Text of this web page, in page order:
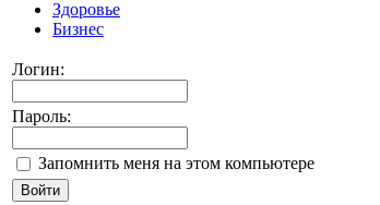
Здоровье
Бизнес
Логин:
Пароль:
Запомнить меня на этом компьютере